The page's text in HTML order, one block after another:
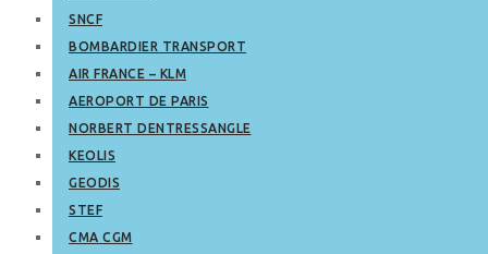
SNCF
BOMBARDIER TRANSPORT
AIR FRANCE – KLM
AEROPORT DE PARIS
NORBERT DENTRESSANGLE
KEOLIS
GEODIS
STEF
CMA CGM